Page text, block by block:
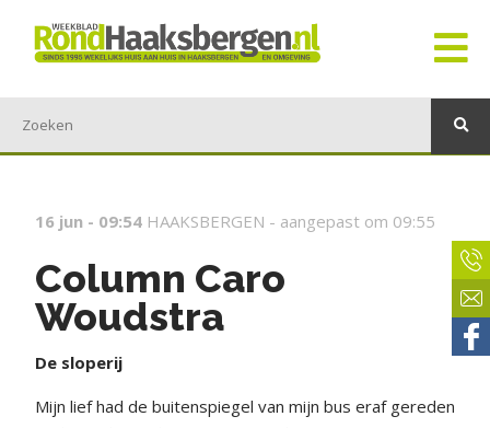
16 jun - 09:54 HAAKSBERGEN - aangepast om 09:55
Column Caro
Woudstra
De sloperij
Mijn lief had de buitenspiegel van mijn bus eraf gereden